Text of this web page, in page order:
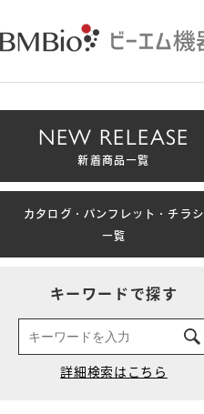
NEW RELEASE
新着商品一覧
カタログ・パンフレット・チラシ
一覧
キーワードで探す